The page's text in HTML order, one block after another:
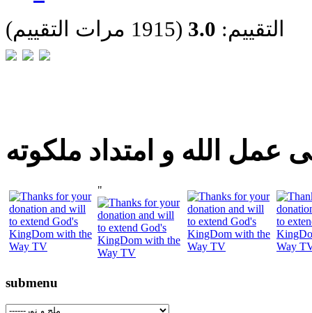
التقييم: 3.0 (1915 مرات التقييم)
عمل الله و امتداد ملكوته
"
submenu